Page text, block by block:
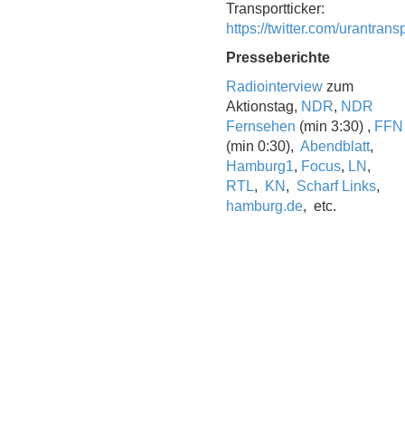
Transportticker:
https://twitter.com/
Presseberichte
Radiointerview zum
Aktionstag, NDR, NDR
Fernsehen (min 3:30) , FFN
(min 0:30), Abendblatt,
Hamburg1, Focus, LN ,
RTL, KN , Scharf Links,
hamburg.de, etc.